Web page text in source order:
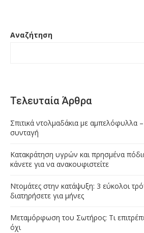
Αναζήτηση
Τελευταία Άρθρα
Σπιτικά ντολμαδάκια με αμπελόφυλλα
συνταγή
Κατακράτηση υγρών και πρησμένα
κάνετε για να ανακουφιστείτε
Ντομάτες στην κατάψυξη: 3 εύκολοι
διατηρήσετε για μήνες
Μεταμόρφωση του Σωτήρος: Τι
όχι